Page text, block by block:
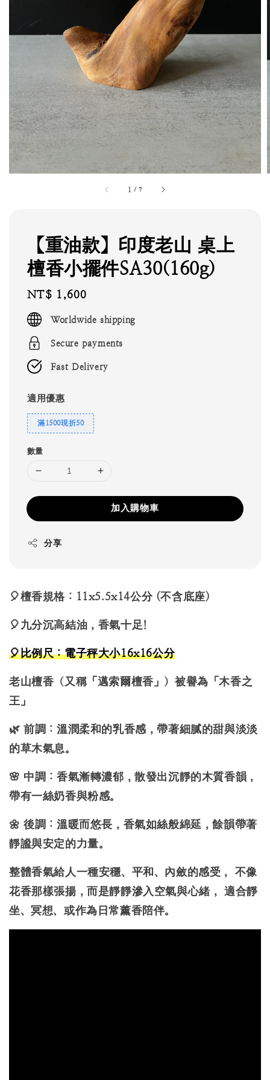
1 /7
【重油款】印度老山 桌上
檀香小擺件SA30(160g)
Regular
price
NT$ 1,600
Worldwide shipping
Secure payments
Fast Delivery
適用優惠
滿1500現折50
數量
加入購物車
分享
🎈檀香規格：11x5.5x14公分 (不含底座)
🎈九分沉高結油，香氣十足!
🎈比例尺：電子秤大小16x16公分
老山檀香（又稱「邁索爾檀香」）被譽為「木香之
王」
🌿 前調：溫潤柔和的乳香感，帶著細膩的甜與淡淡
的草木氣息。
🌸 中調：香氣漸轉濃郁，散發出沉靜的木質香韻，
帶有一絲奶香與粉感。
🌼 後調：溫暖而悠長，香氣如絲般綿延，餘韻帶著
靜謐與安定的力量。
整體香氣給人一種安穩、平和、內斂的感受， 不像
花香那樣張揚，而是靜靜滲入空氣與心緒， 適合靜
坐、冥想、或作為日常薰香陪伴。